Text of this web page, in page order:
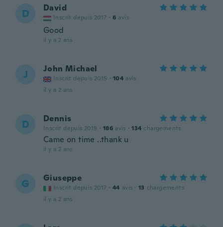
D David
Inscrit depuis 2017 · 6 avis
Good
il y a 2 ans
J John Michael
Inscrit depuis 2015 · 104 avis
il y a 2 ans
D Dennis
Inscrit depuis 2019 · 186 avis · 134 chargements
Came on time ..thank u
il y a 2 ans
G Giuseppe
Inscrit depuis 2017 · 44 avis · 13 chargements
il y a 2 ans